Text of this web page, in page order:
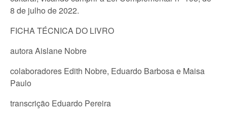
8 de julho de 2022.
FICHA TÉCNICA DO LIVRO
autora Aislane Nobre
colaboradores Edith Nobre, Eduardo Barbosa e Maisa
Paulo
transcrição Eduardo Pereira